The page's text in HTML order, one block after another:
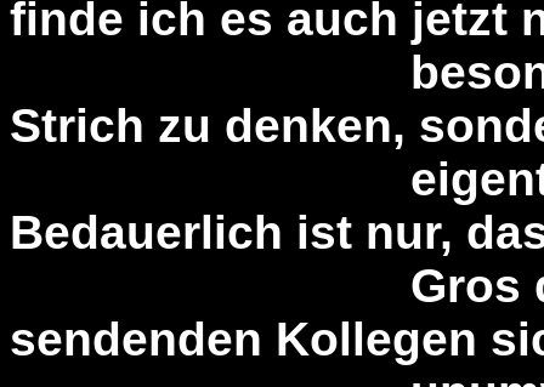
finde ich es auch jetzt
besonders
Strich zu denken,
eigentlich
Bedauerlich ist nur,
Gros der
sendenden Kollegen